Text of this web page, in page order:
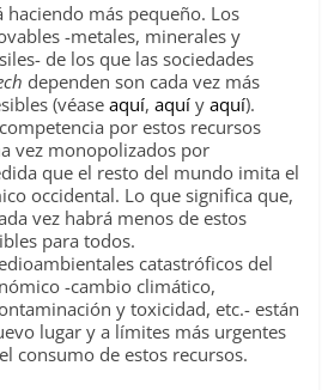
haciendo más pequeño. Los
-metales, minerales y
de los que las sociedades
dependen son cada vez más
(véaseaquí,aquí yaquí).
por estos recursos
vez monopolizados por
que el resto del mundo imita el
occidental. Lo que significa que,
vez habrá menos de estos
para todos.
catastróficos del
-cambio climático,
y toxicidad, etc.- están
lugar y a límites más urgentes
consumo de estos recursos.